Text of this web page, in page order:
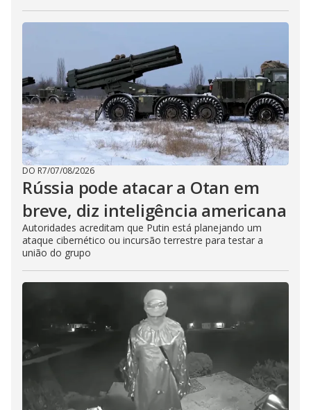
DO R7/07/08/2026
Rússia pode atacar a Otan em
breve, diz inteligência americana
Autoridades acreditam que Putin está planejando um
ataque cibernético ou incursão terrestre para testar a
união do grupo